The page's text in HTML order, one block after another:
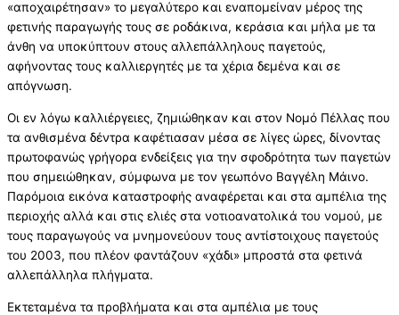
«αποχαιρέτησαν» το μεγαλύτερο και εναπομείναν μέρος της
φετινής παραγωγής τους σε ροδάκινα, κεράσια και μήλα με τα
άνθη να υποκύπτουν στους αλλεπάλληλους παγετούς,
αφήνοντας τους καλλιεργητές με τα χέρια δεμένα και σε
απόγνωση.
Οι εν λόγω καλλιέργειες, ζημιώθηκαν και στον Νομό Πέλλας που
τα ανθισμένα δέντρα καφέτιασαν μέσα σε λίγες ώρες, δίνοντας
πρωτοφανώς γρήγορα ενδείξεις για την σφοδρότητα των παγετών
που σημειώθηκαν, σύμφωνα με τον γεωπόνο Βαγγέλη Μάινο.
Παρόμοια εικόνα καταστροφής αναφέρεται και στα αμπέλια της
περιοχής αλλά και στις ελιές στα νοτιοανατολικά του νομού, με
τους παραγωγούς να μνημονεύουν τους αντίστοιχους παγετούς
του 2003, που πλέον φαντάζουν «χάδι» μπροστά στα φετινά
αλλεπάλληλα πλήγματα.
Εκτεταμένα τα προβλήματα και στα αμπέλια με τους